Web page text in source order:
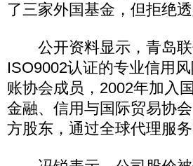
了三家外国基金，但拒绝透
公开资料显示，青岛联
ISO9002认证的专业信用
账协会成员，2002年加入
金融、信用与国际贸易协
方股东，通过全球代理服